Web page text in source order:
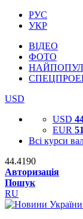
РУС
УКР
ВІДЕО
ФОТО
USD
USD
EUR
Всі курси
44.4190
Авторизація
Пошук
RU